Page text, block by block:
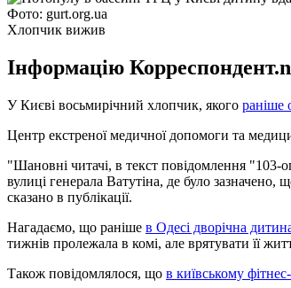
Фото: gurt.org.ua
Хлопчик вижив
Інформацію
У Києві восьмирічний хлопчик, якого раніше
Центр екстреної медичної допомоги та
"Шановні читачі, в текст повідомлення "103-
вулиці генерала Ватутіна, де було
сказано в публікації.
Нагадаємо, що раніше в Одесі дворічна
тижнів пролежала в комі, але врятувати її
Також повідомлялося, що в київському